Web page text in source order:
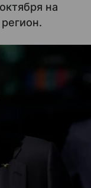
на